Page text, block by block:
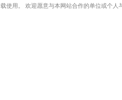
载使用。 欢迎愿意与本网站合作的单位或个人